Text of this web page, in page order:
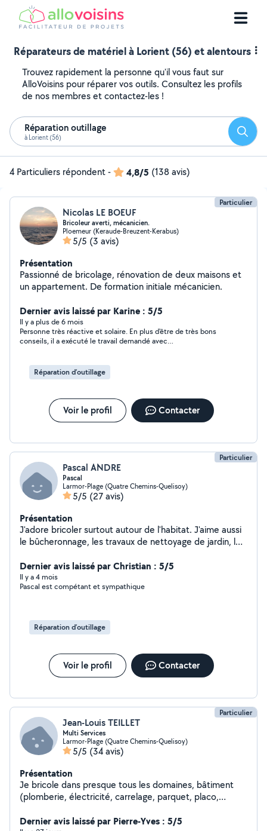
Réparateurs de matériel à Lorient (56) et alentours
Trouvez rapidement la personne qu'il vous faut sur
AlloVoisins pour réparer vos outils. Consultez les profils
de nos membres et contactez-les !
Réparation outillage
à Lorient (56)
4 Particuliers répondent- 4,8/5 (138 avis)
Particulier
Nicolas LE BOEUF
Bricoleur averti, mécanicien.
Ploemeur (Keraude-Breuzent-Kerabus)
5/5 (3 avis)
Présentation
Passionné de bricolage, rénovation de deux maisons et
un appartement. De formation initiale mécanicien.
Dernier avis laissé par Karine : 5/5
Il y a plus de 6 mois
Personne très réactive et solaire. En plus d'être de très bons
conseils, il a exécuté le travail demandé avec
effectué 🙏
Réparation d’outillage
Voir le profil Contacter
Particulier
Pascal ANDRE
Pascal
Larmor-Plage (Quatre Chemins-Quelisoy)
5/5 (27 avis)
Présentation
J'adore bricoler surtout autour de l'habitat. J'aime aussi
le bûcheronnage, les travaux de nettoyage de jardin, les
également autour des véhicules. Soumettez moi votre
problème, et je chercherai la solution. Si cela dépasse
mes compétences, je refuse l'offre.
Dernier avis laissé par Christian : 5/5
Il y a 4 mois
Pascal est compétant et sympathique
Réparation d’outillage
Voir le profil Contacter
Particulier
Jean-Louis TEILLET
Multi Services
Larmor-Plage (Quatre Chemins-Quelisoy)
5/5 (34 avis)
Présentation
Je bricole dans presque tous les domaines, bâtiment
(plomberie, électricité, carrelage, parquet, placo,
clôture, déco, etc), mécanique auto (vidange, freins, et
Dernier avis laissé par Pierre-Yves : 5/5